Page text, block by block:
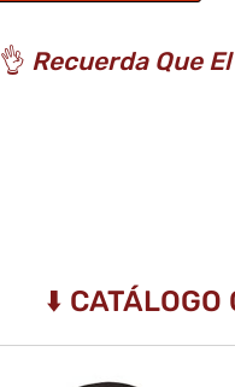
👌 Recuerda Que
⬇️ CATÁLOGO